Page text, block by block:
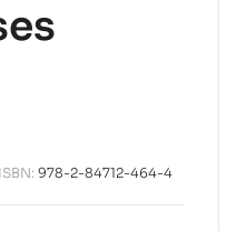
ISBN: 978-2-84712-464-4